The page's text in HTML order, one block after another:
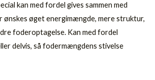
kan med fordel gives sammen med
øget energimængde, mere struktur,
foderoptagelse. Kan med fordel
delvis, så fodermængdens stivelse